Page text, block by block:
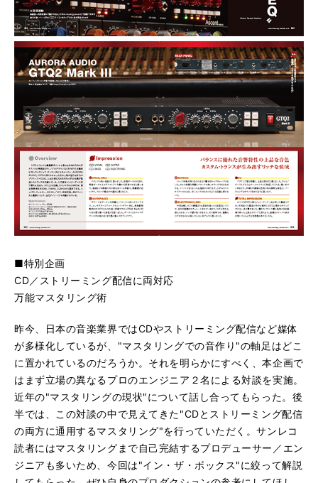
■特別企画
CD／ストリーミング配信に両対応
万能マスタリング術
昨今、日本の音楽業界ではCDやストリーミング配信など媒体
が多様化しているが、"マスタリングでの音作り"の軸足はどこ
に置かれているのだろうか。それを明らかにすべく、本企画で
はまず立場の異なるプロのエンジニア２名による対談を実施。
近年の"マスタリングの現状"について話し合ってもらった。後
半では、この対談の中で見えてきた"CDとストリーミング配信
の両方に通用するマスタリング"を行っていただく。サンレコ
読者にはマスタリングまで自己完結するプロデューサー／エン
ジニアも多いため、今回は"イン・ザ・ボックス"に絞って解説